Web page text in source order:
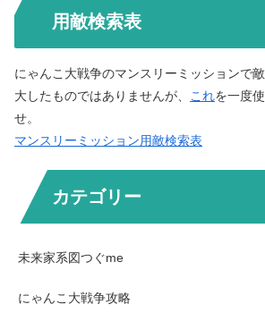
用敵検索表
にゃんこ大戦争のマンスリーミッションで
大したものではありませんが、
これを一度
せ。
マンスリーミッション用敵検索表
カテゴリー
未来家系図つぐme
にゃんこ大戦争攻略